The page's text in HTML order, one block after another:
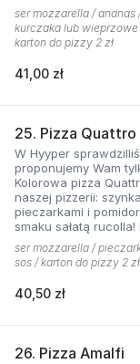
ser mozzarella / ananas
kurczaka lub
karton do pizzy 2 zł
41,00 zł
25. Pizza
W Hyyper
proponujemy Wam
Kolorowa pizza
naszej pizzerii:
pieczarkami i
smaku sałatą rucolla!
czosnkowym sosem
ser mozzarella /
sos / karton do pizzy 2
40,50 zł
26. Pizza Amalfi